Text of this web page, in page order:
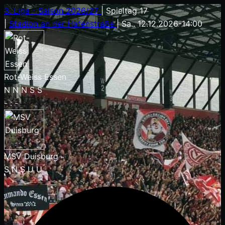
3. Liga - Saison 2026/27 Spieltag 17
Stadion an der Hafenstraße| Sa.. 12.12.2026-14:00
Rot-Weiss Essen
NNNSS
- : -
MSV Duisburg
SNSUU